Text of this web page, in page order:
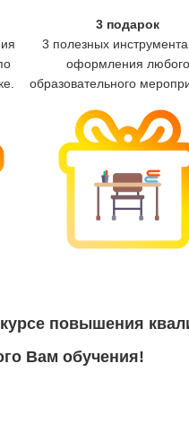
3 подарок
3 полезных
оформления любого
образовательного
повышения
Вам обучения!